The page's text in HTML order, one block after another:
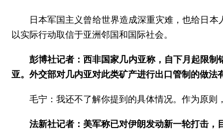
日本军国主义曾给世界造成深重灾难，也给日
以实际行动取信于亚洲邻国和国际社会。
彭博社记者：西非国家几内亚称，自下月起限
亚。外交部对几内亚对此类矿产进行出口管制的做法
毛宁：我还不了解你提到的具体情况。作为原
法新社记者：美军称已对伊朗发动新一轮打击